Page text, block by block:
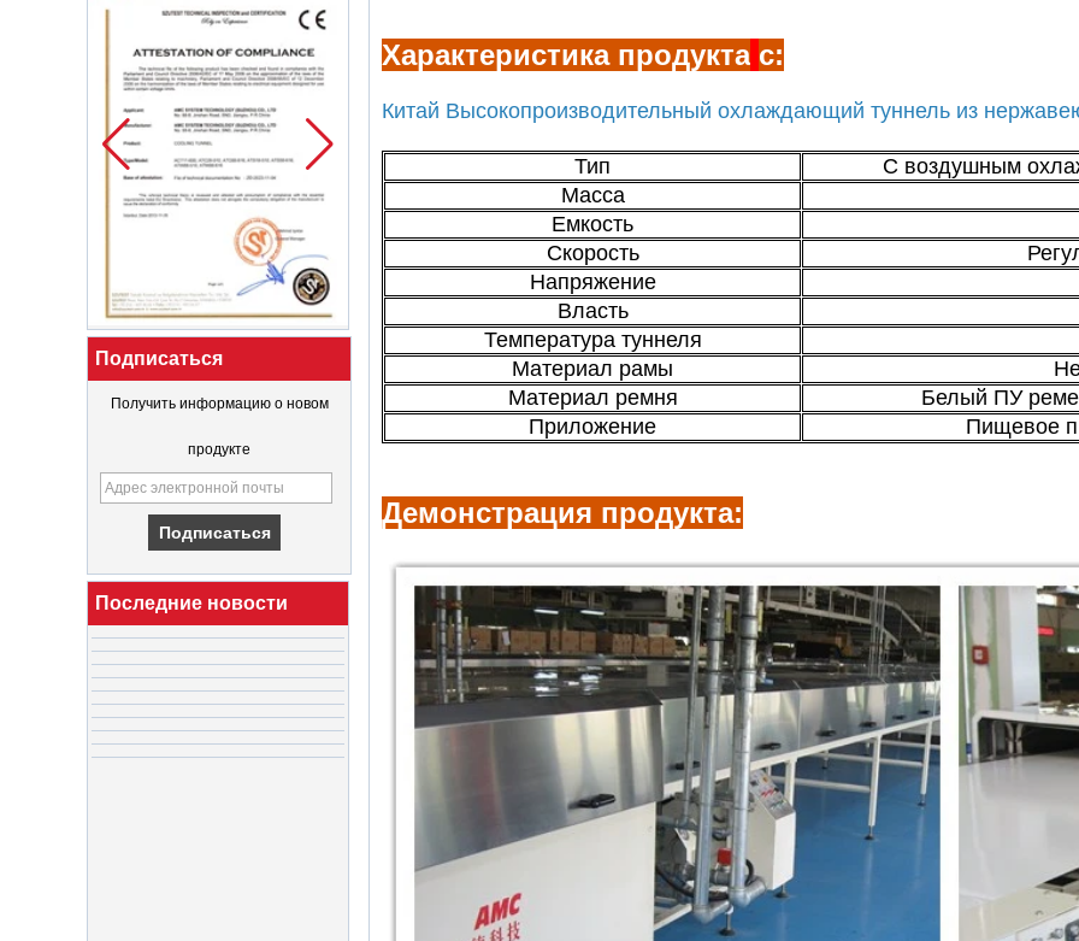
Подписаться
Получить информацию о новом
продукте
Последние новости
Характеристика продукта с:
Китай Высокопроизводительный охлаждающий туннель из
Тип
С воздушным
Масса
Емкость
Скорость
Напряжение
Власть
Температура туннеля
Материал рамы
Материал ремня
Белый ПУ
Приложение
Пищевое
Демонстрация продукта: